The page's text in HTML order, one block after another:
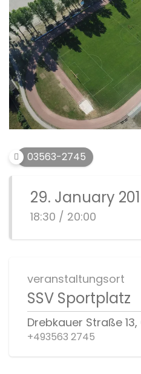
03563-2745
29. January
18:30 / 20:00
veranstaltungsort
SSV Sportplatz
Drebkauer Straße
+493563 2745